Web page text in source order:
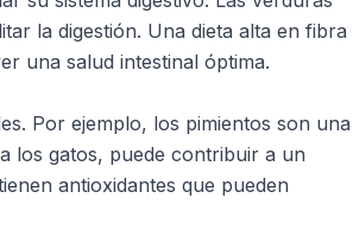
la digestión. Una dieta alta en fibra
una salud intestinal óptima.
Por ejemplo, los pimientos son una
los gatos, puede contribuir a un
antioxidantes que pueden